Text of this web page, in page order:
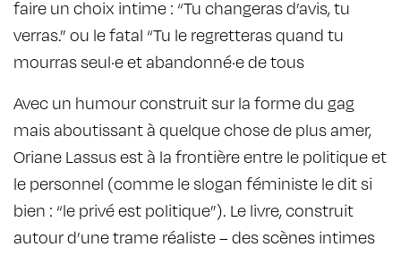
faire un choix intime : “Tu changeras d’avis, tu
verras.” ou le fatal “Tu le regretteras quand tu
mourras seul·e et abandonné·e de tous
Avec un humour construit sur la forme du gag
mais aboutissant à quelque chose de plus amer,
Oriane Lassus est à la frontière entre le politique et
le personnel (comme le slogan féministe le dit si
bien : “le privé est politique”). Le livre, construit
autour d’une trame réaliste – des scènes intimes